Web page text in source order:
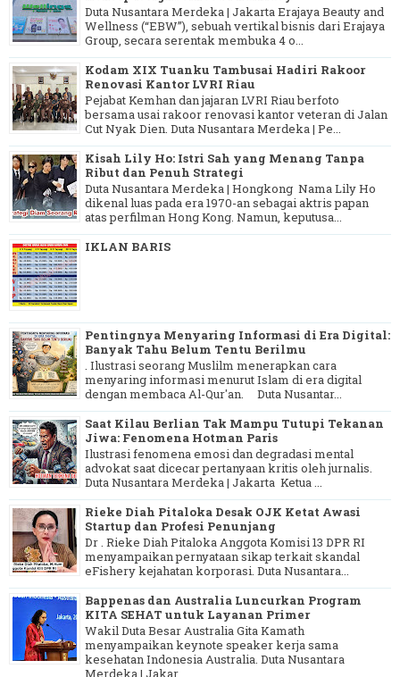
Duta Nusantara Merdeka | Jakarta Erajaya Beauty and
Wellness (“EBW”), sebuah vertikal bisnis dari Erajaya
Group, secara serentak membuka 4 o...
Kodam XIX Tuanku Tambusai Hadiri Rakoor
Renovasi Kantor LVRI Riau
Pejabat Kemhan dan jajaran LVRI Riau berfoto
bersama usai rakoor renovasi kantor veteran di Jalan
Cut Nyak Dien. Duta Nusantara Merdeka | Pe...
Kisah Lily Ho: Istri Sah yang Menang Tanpa
Ribut dan Penuh Strategi
Duta Nusantara Merdeka | Hongkong Nama Lily Ho
dikenal luas pada era 1970-an sebagai aktris papan
atas perfilman Hong Kong. Namun, keputusa...
IKLAN BARIS
Pentingnya Menyaring Informasi di Era Digital:
Banyak Tahu Belum Tentu Berilmu
. Ilustrasi seorang Muslilm menerapkan cara
menyaring informasi menurut Islam di era digital
dengan membaca Al-Qur'an. Duta Nusantar...
Saat Kilau Berlian Tak Mampu Tutupi Tekanan
Jiwa: Fenomena Hotman Paris
Ilustrasi fenomena emosi dan degradasi mental
advokat saat dicecar pertanyaan kritis oleh jurnalis.
Duta Nusantara Merdeka | Jakarta Ketua ...
Rieke Diah Pitaloka Desak OJK Ketat Awasi
Startup dan Profesi Penunjang
Dr . Rieke Diah Pitaloka Anggota Komisi 13 DPR RI
menyampaikan pernyataan sikap terkait skandal
eFishery kejahatan korporasi. Duta Nusantara...
Bappenas dan Australia Luncurkan Program
KITA SEHAT untuk Layanan Primer
Wakil Duta Besar Australia Gita Kamath
menyampaikan keynote speaker kerja sama
kesehatan Indonesia Australia. Duta Nusantara
Merdeka | Jakar...